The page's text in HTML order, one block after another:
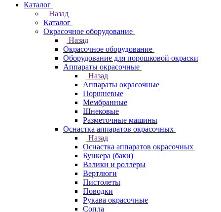
Каталог
Назад
Каталог
Окрасочное оборудование
Назад
Окрасочное оборудование
Оборудование для порошковой окраски
Аппараты окрасочные
Назад
Аппараты окрасочные
Поршневые
Мембранные
Шнековые
Разметочные машины
Оснастка аппаратов окрасочных
Назад
Оснастка аппаратов окрасочных
Бункера (баки)
Валики и роллеры
Вертлюги
Пистолеты
Поводки
Рукава окрасочные
Сопла